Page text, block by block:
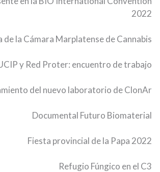
2022
de la Cámara Marplatense de Cannabis
y Red Proter: encuentro de trabajo
del nuevo laboratorio de ClonAr
Documental Futuro Biomaterial
Fiesta provincial de la Papa 2022
Refugio Fúngico en el C3